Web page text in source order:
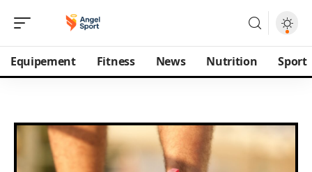
Equipement Fitness News Nutrition Sport